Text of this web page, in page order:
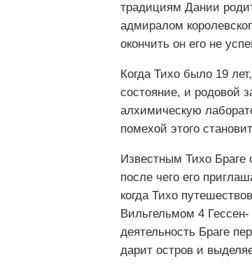
традициям Дании
адмиралом
окончить он его не
Когда Тихо было 19
состояние, и родовой
алхимическую
помехой этого
Известным Тихо Браге
после чего его
когда Тихо
Вильгельмом 4
деятельность Браге
дарит остров и